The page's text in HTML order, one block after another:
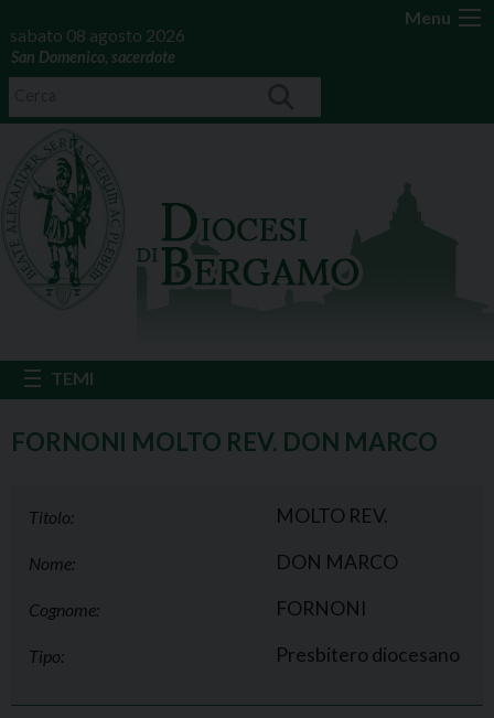
Menu
sabato 08 agosto 2026
San Domenico, sacerdote
FORNONI MOLTO REV. DON MARCO
Titolo: MOLTO REV.
Nome: DON MARCO
Cognome: FORNONI
Tipo: Presbitero diocesano